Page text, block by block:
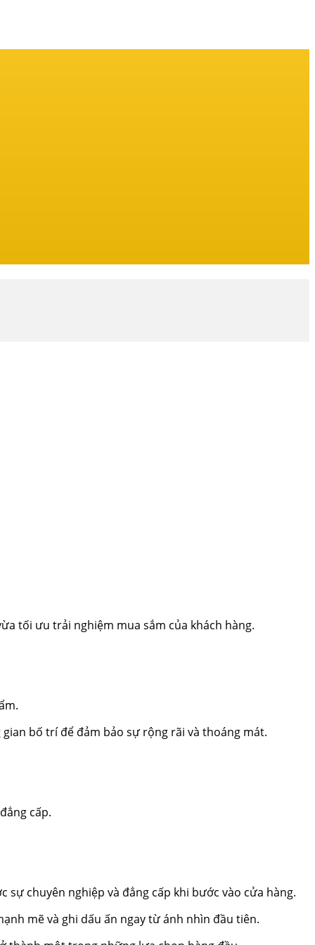
tối ưu trải nghiệm mua sắm của khách hàng.
bố trí để đảm bảo sự rộng rãi và thoáng mát.
cấp.
sự chuyên nghiệp và đẳng cấp khi bước vào cửa hàng.
mẽ và ghi dấu ấn ngay từ ánh nhìn đầu tiên.